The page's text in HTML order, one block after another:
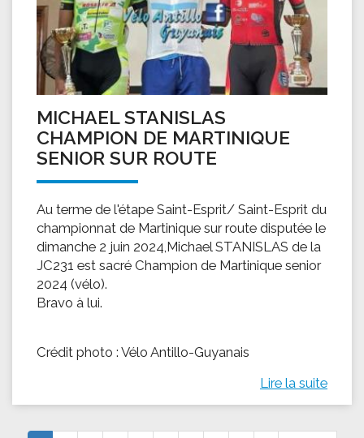
MICHAEL STANISLAS
CHAMPION DE MARTINIQUE
SENIOR SUR ROUTE
Au terme de l'étape Saint-Esprit/ Saint-Esprit du
championnat de Martinique sur route disputée le
dimanche 2 juin 2024,Michael STANISLAS de la
JC231 est sacré Champion de Martinique senior
2024 (vélo).
Bravo à lui.
Crédit photo : Vélo Antillo-Guyanais
Lire la suite